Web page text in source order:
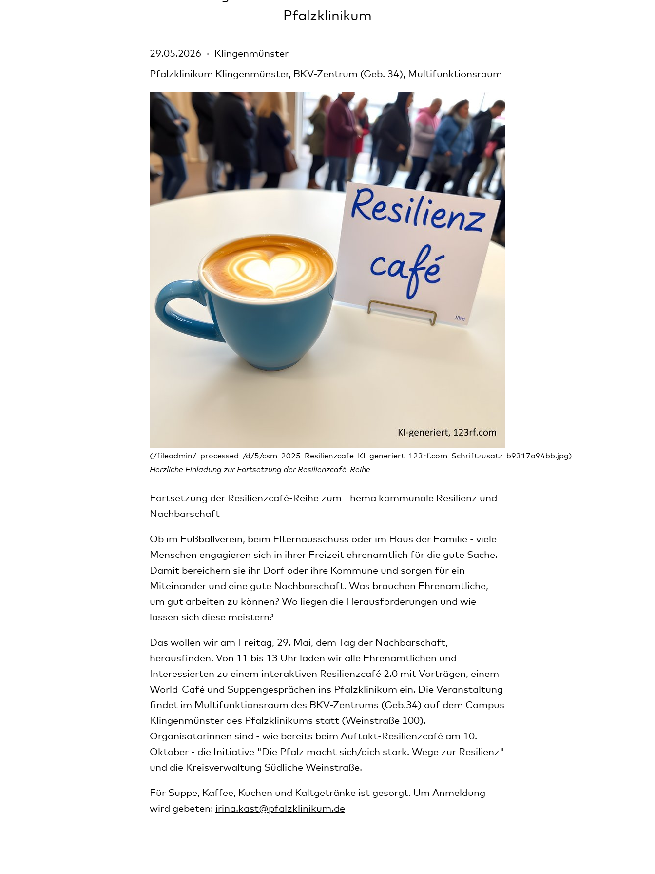
Pfalzklinikum
29.05.2026 Klingenmünster
Pfalzklinikum Klingenmünster, BKV-Zentrum (Geb. 34), Multifunktionsraum
Herzliche Einladung zur Fortsetzung der Resilienzcafé-Reihe
Fortsetzung der Resilienzcafé-Reihe zum Thema kommunale Resilienz und
Nachbarschaft
Ob im Fußballverein, beim Elternausschuss oder im Haus der Familie - viele
Menschen engagieren sich in ihrer Freizeit ehrenamtlich für die gute Sache.
Damit bereichern sie ihr Dorf oder ihre Kommune und sorgen für ein
Miteinander und eine gute Nachbarschaft. Was brauchen Ehrenamtliche,
um gut arbeiten zu können? Wo liegen die Herausforderungen und wie
lassen sich diese meistern?
Das wollen wir am Freitag, 29. Mai, dem Tag der Nachbarschaft,
herausfinden. Von 11 bis 13 Uhr laden wir alle Ehrenamtlichen und
Interessierten zu einem interaktiven Resilienzcafé 2.0 mit Vorträgen, einem
World-Café und Suppengesprächen ins Pfalzklinikum ein. Die Veranstaltung
findet im Multifunktionsraum des BKV-Zentrums (Geb.34) auf dem Campus
Klingenmünster des Pfalzklinikums statt (Weinstraße 100).
Organisatorinnen sind - wie bereits beim Auftakt-Resilienzcafé am 10.
Oktober - die Initiative "Die Pfalz macht sich/dich stark. Wege zur Resilienz"
und die Kreisverwaltung Südliche Weinstraße.
Für Suppe, Kaffee, Kuchen und Kaltgetränke ist gesorgt. Um Anmeldung
wird gebeten: irina.kast@pfalzklinikum.de